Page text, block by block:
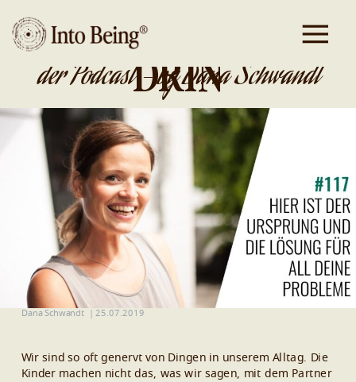
DA IST GOLD
DRIN
der Podcast - by Dana Schwandt
Dana Schwandt 25.07.2019
Wir sind so oft genervt von Dingen in unserem Alltag. Die
Kinder machen nicht das, was wir sagen, mit dem Partner